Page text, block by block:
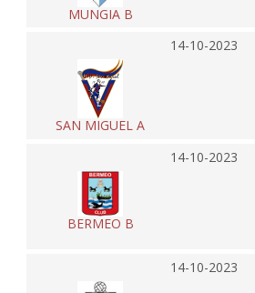
MUNGIA B
14-10-2023
SAN MIGUEL A
14-10-2023
BERMEO B
14-10-2023